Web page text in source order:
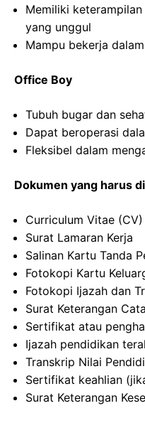
Memiliki
yang unggul
Mampu bekerja
Office Boy
Tubuh bugar dan
Dapat beroperasi
Fleksibel dalam
Dokumen yang harus
Curriculum Vitae (CV)
Surat Lamaran Kerja
Salinan Kartu Tanda
Fotokopi Kartu
Fotokopi Ijazah dan
Surat Keterangan
Sertifikat atau
Ijazah pendidikan
Transkrip Nilai
Sertifikat keahlian
Surat Keterangan